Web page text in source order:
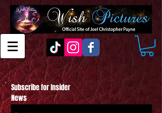
Subscribe for Insider
News